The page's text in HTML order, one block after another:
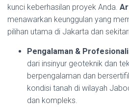
kunci keberhasilan proyek Anda.
menawarkan keunggulan yang
pilihan utama di Jakarta dan
Pengalaman &
dari insinyur geoteknik dan
berpengalaman dan
kondisi tanah di wilayah
dan kompleks.